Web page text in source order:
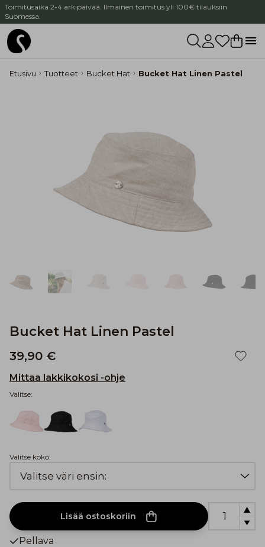
Toimitusaika 2-4 arkipäivää. Ilmainen toimitus yli 100€ tilauksiin
Suomessa.
Etusivu Tuotteet Bucket Hat Bucket Hat Linen Pastel
Bucket Hat Linen Pastel
39,90 €
Mittaa lakkikokosi -ohje
Valitse:
Valitse koko:
Lisää ostoskoriin
Pellava